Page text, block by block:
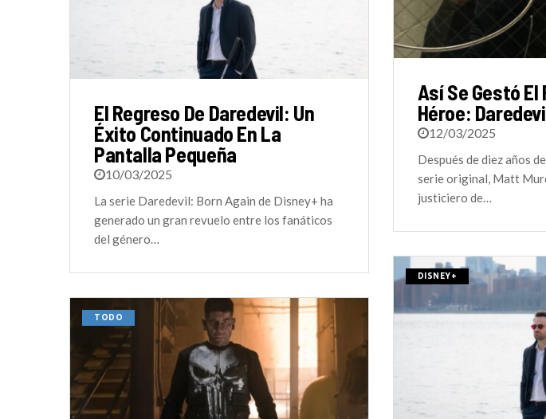
Así Se Gestó El
Héroe:
12/03/2025
Después de diez años
serie original, Matt
justiciero de…
El Regreso De Daredevil: Un
Éxito Continuado En La
Pantalla Pequeña
10/03/2025
La serie Daredevil: Born Again de Disney+ ha
generado un gran revuelo entre los fanáticos
del género…
DISNEY+
TODO